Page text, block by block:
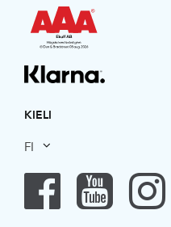
KIELI
FI